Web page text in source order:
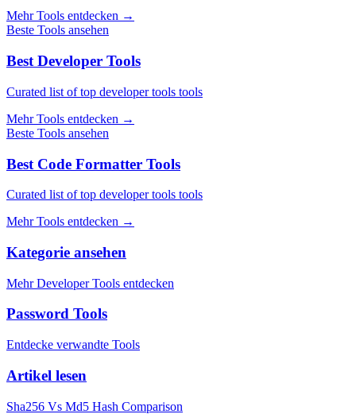
Mehr Tools entdecken →
Beste Tools ansehen
Best Developer Tools
Curated list of top developer tools tools
Mehr Tools entdecken →
Beste Tools ansehen
Best Code Formatter Tools
Curated list of top developer tools tools
Mehr Tools entdecken →
Kategorie ansehen
Mehr Developer Tools entdecken
Password Tools
Entdecke verwandte Tools
Artikel lesen
Sha256 Vs Md5 Hash Comparison